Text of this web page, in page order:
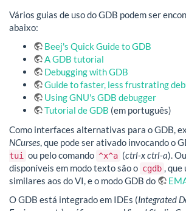
Vários guias de uso do GDB podem ser
abaixo:
Beej's Quick Guide to GDB
A GDB tutorial
Debugging with GDB
Guide to faster, less frustrating
Using GNU's GDB debugger
Tutorial de GDB (em português)
Como interfaces alternativas para o GDB,
NCurses, que pode ser ativado invocando o
tui
ou pelo comando ^x^a (ctrl-x ctrl-a).
disponíveis em modo texto são o cgdb , que
similares aos do VI, e o modo GDB do
O GDB está integrado em IDEs (Integrated